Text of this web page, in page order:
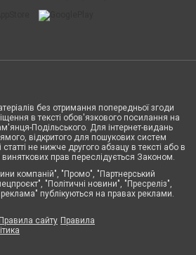
без отримання попередньої згоди
в тексті обов'язкового посилання на
Подільського. Для інтернет-видань
відкритого для пошукових систем
не нижче другого абзацу в тексті або в
прав переслідується Законом.
компаній", "Промо", "Партнерський
"Політичні новини", "Пресреліз",
публікуються на правах реклами.
Правила сайту Правила